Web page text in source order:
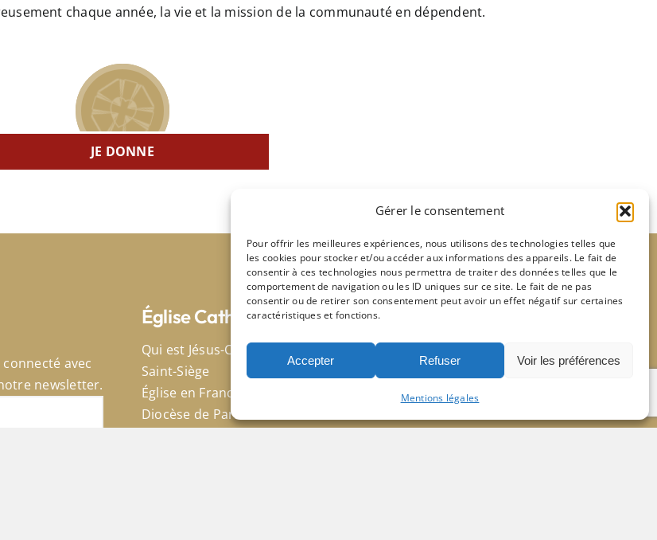
Gérer le consentement
Pour offrir les meilleures expériences, nous utilisons des technologies telles que
les cookies pour stocker et/ou accéder aux informations des appareils. Le fait de
consentir à ces technologies nous permettra de traiter des données telles que le
comportement de navigation ou les ID uniques sur ce site. Le fait de ne pas
consentir ou de retirer son consentement peut avoir un effet négatif sur certaines
caractéristiques et fonctions.
Accepter Refuser Voir les préférences
Mentions légales
chaque année, la vie et la mission de la communauté en dépendent.
JE DONNE
avec
newsletter.
Église Catholique
Qui est Jésus-Christ
Saint-Siège
Église en France
Diocèse de Paris
Notre-Dame de Lourdes
Notre-Dame des Otages
Saint-Germain de Charronne